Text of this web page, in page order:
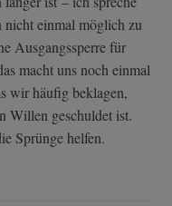
nicht einmal möglich zu
Ausgangssperre für
macht uns noch einmal
wir häufig beklagen,
Willen geschuldet ist.
Sprünge helfen.